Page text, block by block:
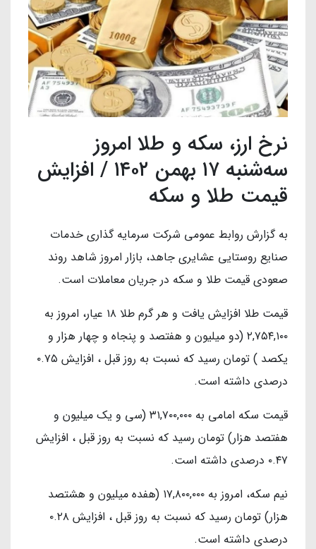
نرخ ارز، سکه و طلا امروز
سه‌شنبه ۱۷ بهمن ۱۴۰۲ / افزایش
قیمت طلا و سکه
به گزارش روابط عمومی شرکت سرمایه گذاری خدمات
صنایع روستایی عشایری جاهد، بازار امروز شاهد روند
صعودی قیمت طلا و سکه در جریان معاملات است.
قیمت طلا افزایش یافت و هر گرم طلا ۱۸ عیار، امروز به
۲,۷۵۴,۱۰۰ (دو میلیون و هفتصد و پنجاه و چهار هزار و
یکصد ) تومان رسید که نسبت به روز قبل ، افزایش ۰.۷۵
درصدی داشته است.
قیمت سکه امامی به ۳۱,۷۰۰,۰۰۰ (سی و یک میلیون و
هفتصد هزار) تومان رسید که نسبت به روز قبل ، افزایش
۰.۴۷ درصدی داشته است.
نیم سکه، امروز به ۱۷,۸۰۰,۰۰۰ (هفده میلیون و هشتصد
هزار) تومان رسید که نسبت به روز قبل ، افزایش ۰.۲۸
درصدی داشته است.